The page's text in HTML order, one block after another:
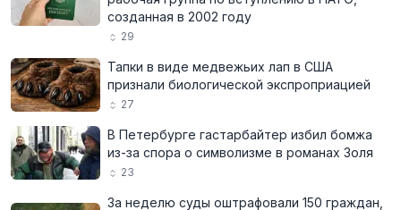
созданная в 2002 году
29
Тапки в виде медвежьих лап в США
признали биологической экспроприацией
27
В Петербурге гастарбайтер избил бомжа
из-за спора о символизме в романах Золя
23
За неделю суды оштрафовали 150 граждан,